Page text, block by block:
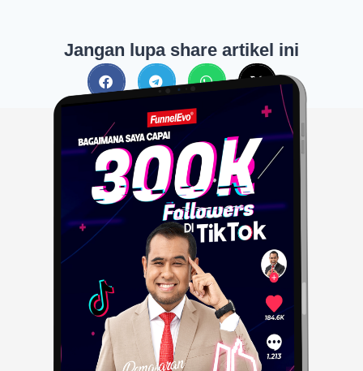
Jangan lupa share artikel ini